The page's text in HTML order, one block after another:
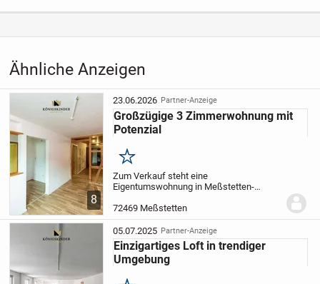
Ähnliche Anzeigen
8
23.06.2026 Partner-Anzeige
Großzügige 3 Zimmerwohnung mit
Potenzial
Merken
Zum Verkauf steht eine
Eigentumswohnung in Meßstetten-
Bildungsprozess der
Eigentümergemeinschaft befindet. Die
Teilungserklärung ist in Vorbereitung und
die...
72469 Meßstetten
05.07.2025 Partner-Anzeige
Einzigartiges Loft in trendiger
Umgebung